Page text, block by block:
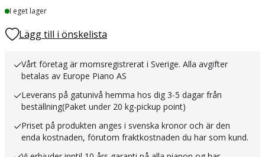
Lager
I eget lager
Lägg till i önskelista
Vårt företag är momsregistrerat i Sverige. Alla avgifter
betalas av Europe Piano AS
Leverans på gatunivå hemma hos dig 3-5 dagar från
beställning(Paket under 20 kg-pickup point)
Priset på produkten anges i svenska kronor och är den
enda kostnaden, förutom fraktkostnaden du har som kund.